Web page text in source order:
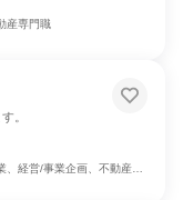
産専門職
。
、経営/事業企画、不動産専門職